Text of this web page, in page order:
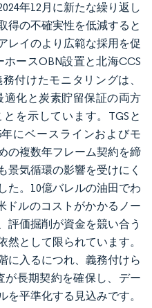
年12月に新たな繰り返し
得の不確実性を低減すると
レイのより広範な採用を促
ホースOBN設置と北海CCS
付けたモニタリングは、
化と炭素貯留保証の両方
を示しています。TGSと
年にベースラインおよびモ
の複数年フレーム契約を締
景気循環の影響を受けにく
た。10億バレルの油田でわ
ドルのコストがかかるノー
評価掘削が資金を競い合う
として限られています。
に入るにつれ、義務付けら
が長期契約を確保し、デー
を平準化する見込みです。